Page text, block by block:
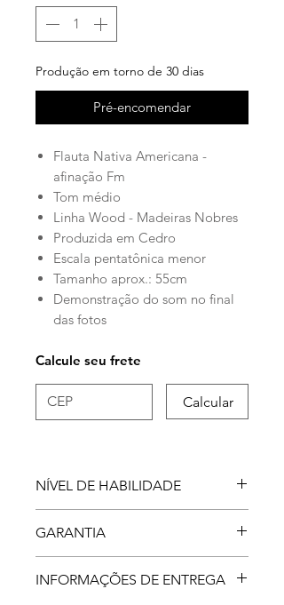
Produção em torno de 30 dias
Pré-encomendar
Flauta Nativa Americana -
afinação Fm
Tom médio
Linha Wood - Madeiras Nobres
Produzida em Cedro
Escala pentatônica menor
Tamanho aprox.: 55cm
Demonstração do som no final
das fotos
Calcule seu frete
Calcular
NÍVEL DE HABILIDADE
dos instrumentos mais faceis de
tocar , não exige técnica de
embocadura. O sistema de sopro
GARANTIA
defeitos de fabricação
INFORMAÇÕES DE ENTREGA